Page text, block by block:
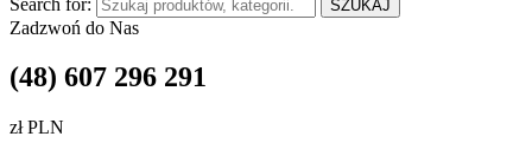
SZUKAJ
Zadzwoń do Nas
(48) 607 296 291
zł PLN